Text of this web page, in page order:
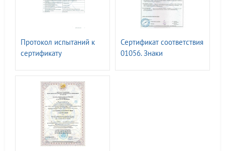
Протокол испытаний к
сертификату
применением
фотолюм.материалов.
ГОСТ 34428-2018
Сертификат соответствия
01056. Знаки